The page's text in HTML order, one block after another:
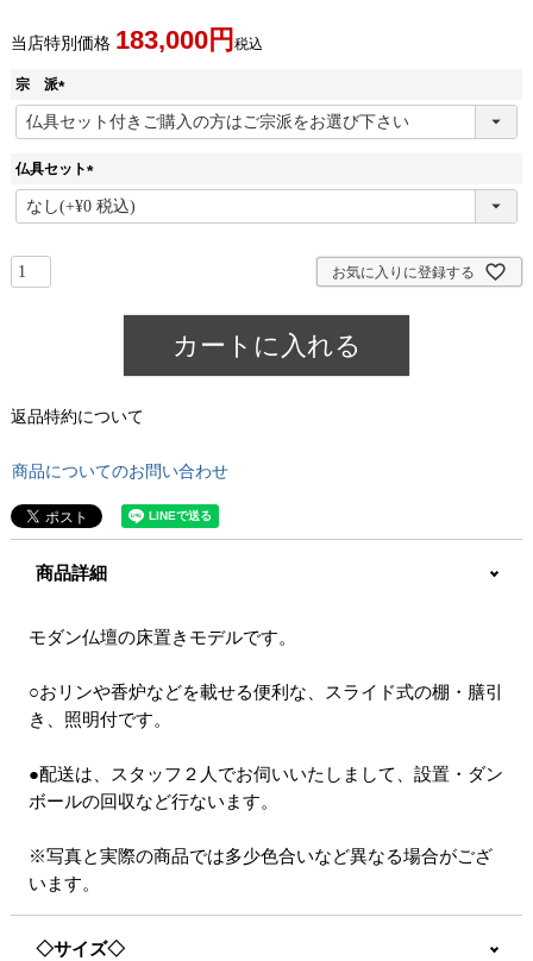
当店特別価格 183,000 税込
宗 派
(
必
)
仏具セット
(
必
お気に入りに登録する
カートに入れる
返品特約について
商品についてのお問い合わせ
商品詳細
モダン仏壇の床置きモデルです。
○おリンや香炉などを載せる便利な、スライド式の棚・膳引
き、照明付です。
●配送は、スタッフ２人でお伺いいたしまして、設置・ダン
ボールの回収など行ないます。
※写真と実際の商品では多少色合いなど異なる場合がござ
います。
◇サイズ◇